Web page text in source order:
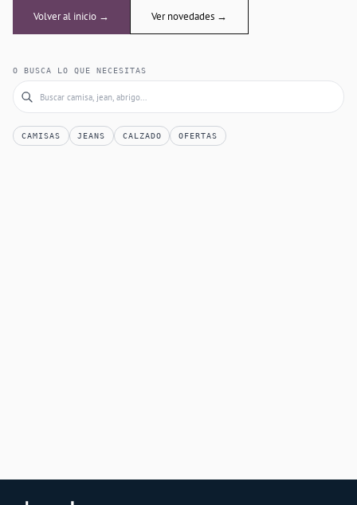
Volver al inicio → Ver novedades →
O BUSCA LO QUE NECESITAS
CAMISAS JEANS CALZADO OFERTAS